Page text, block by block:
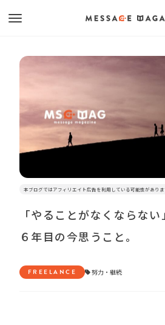
本ブログではアフィリエイト広告を利用している可能性がありま
「やることがなくならな
６年目の今思うこと。
FREELANCE 努力 ・継続